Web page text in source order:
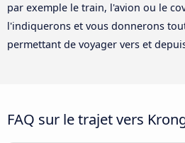
par exemple le train, l'avion ou le
l'indiquerons et vous donnerons
permettant de voyager vers et
FAQ sur le trajet vers